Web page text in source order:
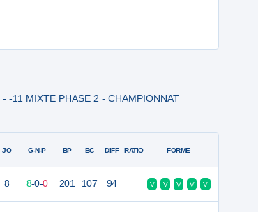
-11 MIXTE PHASE 2 - CHAMPIONNAT
JO G-N-P BP BC DIFF RATIO FORME
8 8-0-0 201 107 94 V V V V V